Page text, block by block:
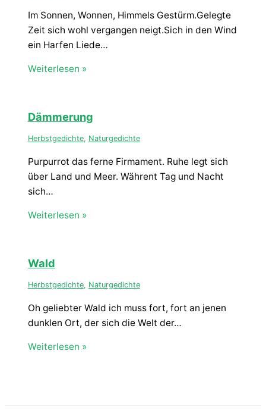
Im Sonnen, Wonnen, Himmels Gestürm.Gelegte
Zeit sich wohl vergangen neigt.Sich in den Wind
ein Harfen Liede…
Weiterlesen »
Dämmerung
Herbstgedichte, Naturgedichte
Purpurrot das ferne Firmament. Ruhe legt sich
über Land und Meer. Währent Tag und Nacht
sich…
Weiterlesen »
Wald
Herbstgedichte, Naturgedichte
Oh geliebter Wald ich muss fort, fort an jenen
dunklen Ort, der sich die Welt der…
Weiterlesen »